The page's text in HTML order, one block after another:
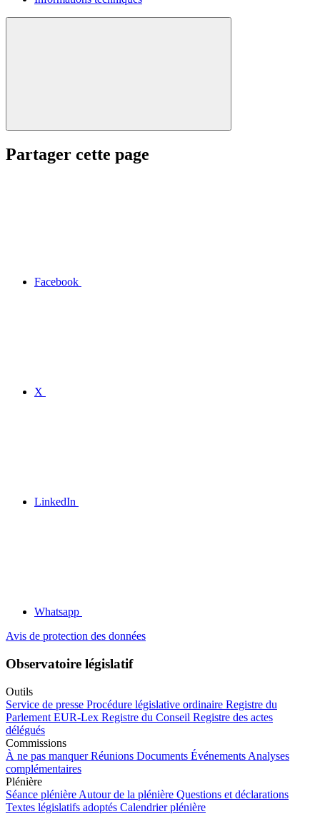
Partager cette page
Facebook
X
LinkedIn
Whatsapp
Avis de protection des données
Observatoire législatif
Outils
Service de presse Procédure législative ordinaire Registre du
Parlement EUR-Lex Registre du Conseil Registre des actes
délégués
Commissions
À ne pas manquer Réunions Documents Événements Analyses
complémentaires
Plénière
Séance plénière Autour de la plénière Questions et déclarations
Textes législatifs adoptés Calendrier plénière